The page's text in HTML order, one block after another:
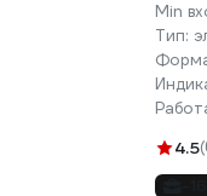
Min
Тип:
4.5